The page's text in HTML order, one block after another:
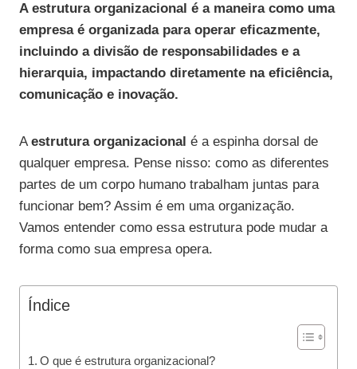
A estrutura organizacional é a maneira como uma
empresa é organizada para operar eficazmente,
incluindo a divisão de responsabilidades e a
hierarquia, impactando diretamente na eficiência,
comunicação e inovação.
Aestrutura organizacional é a espinha dorsal de
qualquer empresa. Pense nisso: como as diferentes
partes de um corpo humano trabalham juntas para
funcionar bem? Assim é em uma organização.
Vamos entender como essa estrutura pode mudar a
forma como sua empresa opera.
Índice
O que é estrutura organizacional?